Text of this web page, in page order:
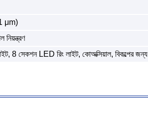
μm)
নিয়ন্ত্রণ
8 সেকশন LED রিং লাইট, কোঅক্সিয়াল, বিকল্পের জন্য